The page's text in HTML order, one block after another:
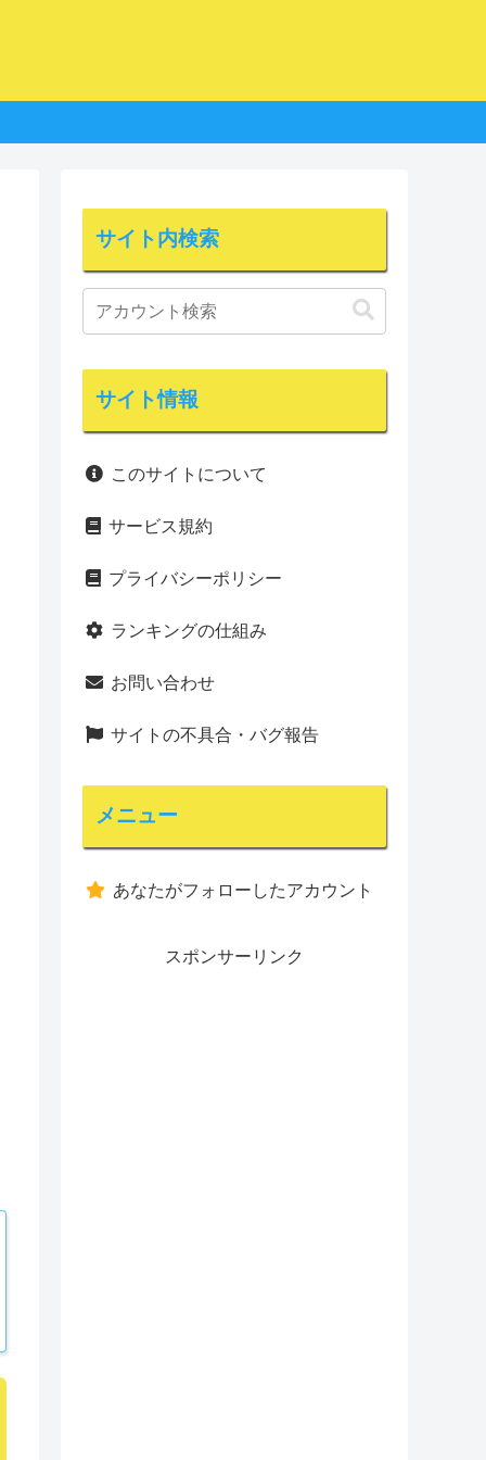
サイト内検索
サイト情報
このサイトについて
サービス規約
プライバシーポリシー
ランキングの仕組み
お問い合わせ
サイトの不具合・バグ報告
メニュー
あなたがフォローしたアカウント
スポンサーリンク